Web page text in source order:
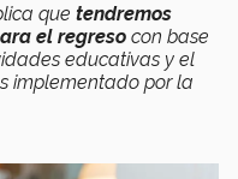
que tendremos
el regreso con base
educativas y el
implementado por la